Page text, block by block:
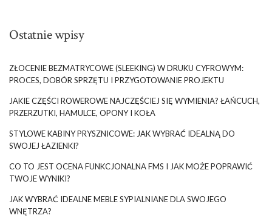
Ostatnie wpisy
ZŁOCENIE BEZMATRYCOWE (SLEEKING) W DRUKU CYFROWYM:
PROCES, DOBÓR SPRZĘTU I PRZYGOTOWANIE PROJEKTU
JAKIE CZĘŚCI ROWEROWE NAJCZĘŚCIEJ SIĘ WYMIENIA? ŁAŃCUCH,
PRZERZUTKI, HAMULCE, OPONY I KOŁA
STYLOWE KABINY PRYSZNICOWE: JAK WYBRAĆ IDEALNĄ DO
SWOJEJ ŁAZIENKI?
CO TO JEST OCENA FUNKCJONALNA FMS I JAK MOŻE POPRAWIĆ
TWOJE WYNIKI?
JAK WYBRAĆ IDEALNE MEBLE SYPIALNIANE DLA SWOJEGO
WNĘTRZA?